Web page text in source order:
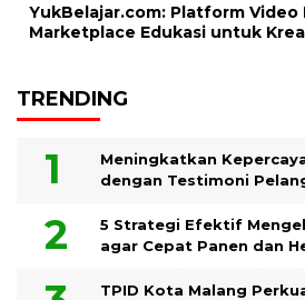
YukBelajar.com: Platform Video
Marketplace Edukasi untuk
TRENDING
Meningkatkan
dengan Testimoni
5 Strategi Efektif
agar Cepat Panen dan
TPID Kota Malang